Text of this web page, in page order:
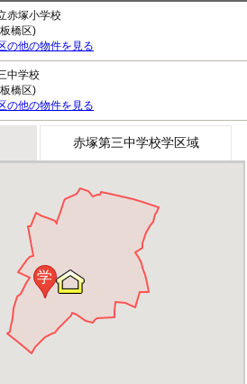
赤塚小学校
橋区)
の他の物件を見る
中学校
橋区)
の他の物件を見る
赤塚第三中学校学区域
学